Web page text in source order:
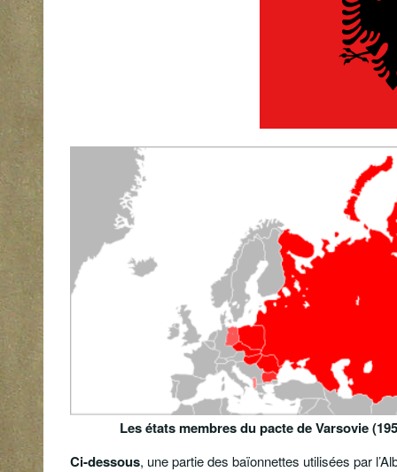
Les états membres du pacte de Varsovie
Ci-dessous, une partie des baïonnettes utilisées par